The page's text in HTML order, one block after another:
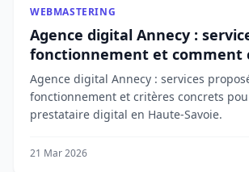
WEBMASTERING
Agence digital Annecy :
fonctionnement et comment
Agence digital Annecy : services
fonctionnement et critères concrets
prestataire digital en Haute-Savoie.
21 Mar 2026